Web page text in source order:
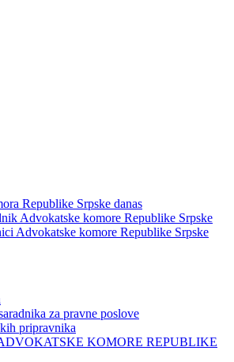
Republike Srpske danas
Advokatske komore Republike Srpske
Advokatske komore Republike Srpske
za pravne poslove
pripravnika
KOMORE REPUBLIKE